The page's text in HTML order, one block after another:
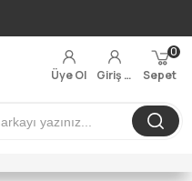
Üye Ol Giriş Yap Sepet
0